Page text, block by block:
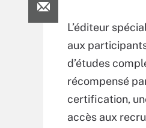
L’éditeur
aux
d’études
récompensé
certification,
accès aux